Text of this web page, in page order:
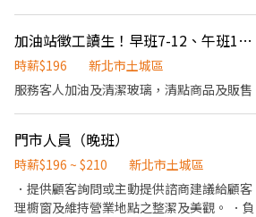
要能配合排班~~~ - 🔶【智取店所需條件】
要支援鄰近智取店 • 可搬重10~15KG 物流
考慮蝦皮一般有人店應徵 - 🔶【時薪】
退。 🔸【其他福利】❶油資補貼。❷推薦獎
👇 🔜請加入專員窗口 : https://lin.ee/
話/找威利 安排面試 蝦皮(地區) ⛔無抽成無
👌安心就業免煩惱
加油站徵工讀生！早班7-12、午班12-17、假日12/17、大夜班、假日班
時薪$196
新北市土城區
服務客人加油及清潔玻璃，清點商品及販
門市人員（晚班）
時薪$196 ~ $210
新北市土城區
．提供顧客詢問或主動提供諮商建議給顧
理櫥窗及維持營業地點之整潔及美觀。 ．